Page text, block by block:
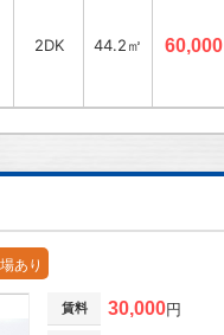
2DK 44.2㎡ 60,000
あり
賃料 30,000円